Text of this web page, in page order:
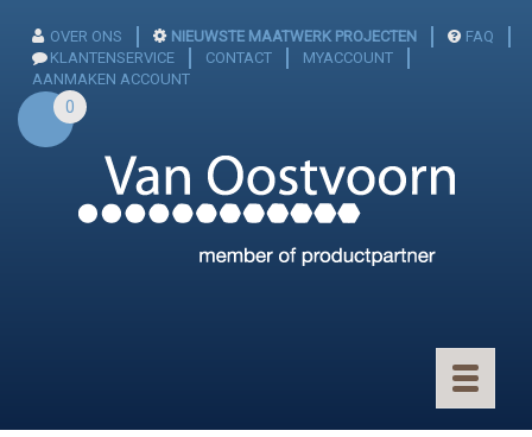
OVER ONS NIEUWSTE MAATWERK PROJECTEN
FAQ
KLANTENSERVICE
CONTACT
MYACCOUNT
AANMAKEN ACCOUNT
0
Toggle